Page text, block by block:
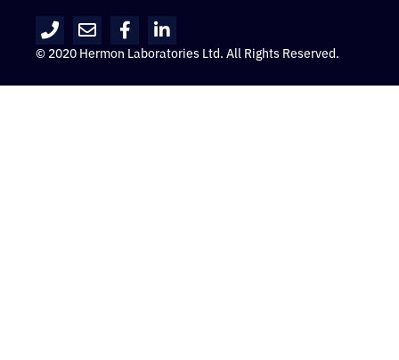
© 2020 Hermon Laboratories Ltd. All Rights Reserved.